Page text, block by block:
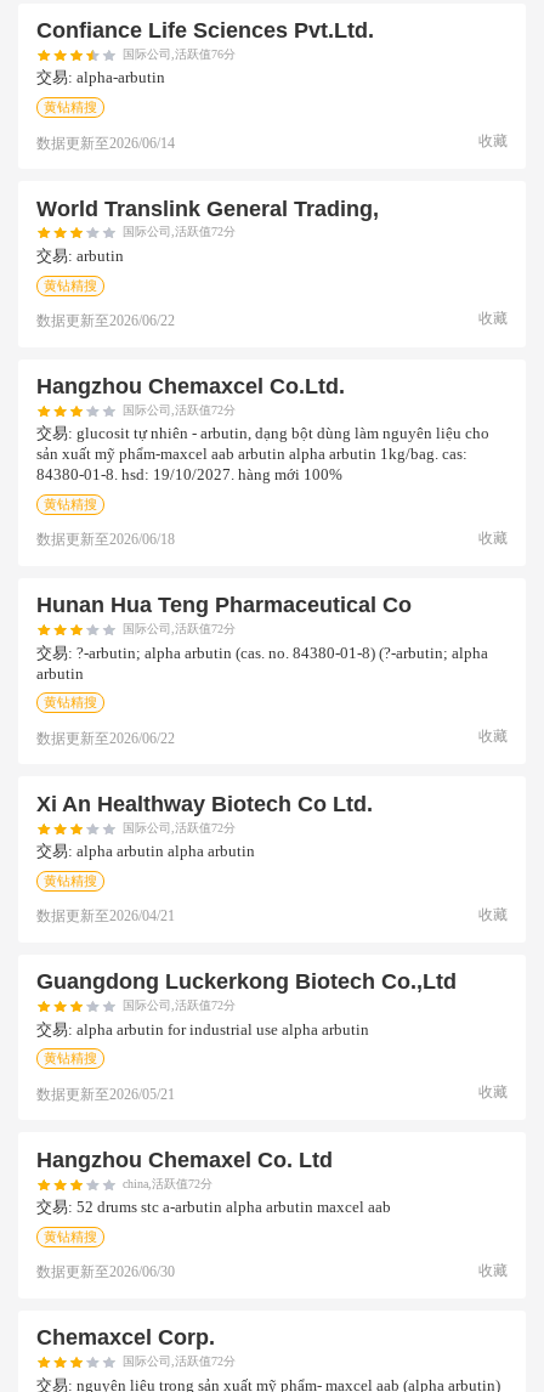
Confiance Life Sciences Pvt.ltd.
国际公司,活跃值76分
交易: alpha-arbutin
黄钻精搜
数据更新至2026/06/14 收藏
World Translink General Trading,
国际公司,活跃值72分
交易: arbutin
黄钻精搜
数据更新至2026/06/22 收藏
Hangzhou Chemaxcel Co.ltd.
国际公司,活跃值72分
交易: glucosit tự nhiên - arbutin, dạng bột dùng làm nguyên liệu cho
sản xuất mỹ phẩm-maxcel aab arbutin alpha arbutin 1kg/bag. cas:
84380-01-8. hsd: 19/10/2027. hàng mới 100%
黄钻精搜
数据更新至2026/06/18 收藏
Hunan Hua Teng Pharmaceutical Co
国际公司,活跃值72分
交易: ?-arbutin; alpha arbutin (cas. no. 84380-01-8) (?-arbutin; alpha
arbutin
黄钻精搜
数据更新至2026/06/22 收藏
Xi An Healthway Biotech Co Ltd.
国际公司,活跃值72分
交易: alpha arbutin alpha arbutin
黄钻精搜
数据更新至2026/04/21 收藏
Guangdong Luckerkong Biotech Co.,ltd
国际公司,活跃值72分
交易: alpha arbutin for industrial use alpha arbutin
黄钻精搜
数据更新至2026/05/21 收藏
Hangzhou Chemaxel Co. Ltd
china,活跃值72分
交易: 52 drums stc a-arbutin alpha arbutin maxcel aab
黄钻精搜
数据更新至2026/06/30 收藏
Chemaxcel Corp.
国际公司,活跃值72分
交易: nguyên liệu trong sản xuất mỹ phẩm- maxcel aab (alpha arbutin)